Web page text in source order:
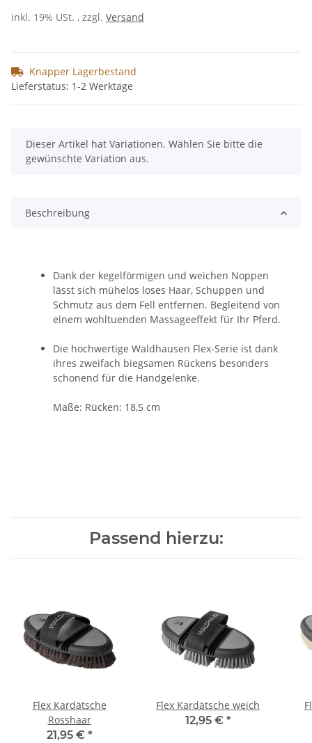
inkl. 19% USt. , zzgl. Versand
Knapper Lagerbestand
Lieferstatus: 1-2 Werktage
x
Dieser Artikel hat Variationen. Wählen Sie bitte die
gewünschte Variation aus.
Beschreibung
Dank der kegelförmigen und weichen Noppen
lässt sich mühelos loses Haar, Schuppen und
Schmutz aus dem Fell entfernen. Begleitend von
einem wohltuenden Massageeffekt für Ihr Pferd.
Die hochwertige Waldhausen Flex-Serie ist dank
ihres zweifach biegsamen Rückens besonders
schonend für die Handgelenke.
Maße: Rücken: 18,5 cm
Passend hierzu:
Flex Kardätsche
Rosshaar
21,95 € *
Flex Kardätsche weich
12,95 € *